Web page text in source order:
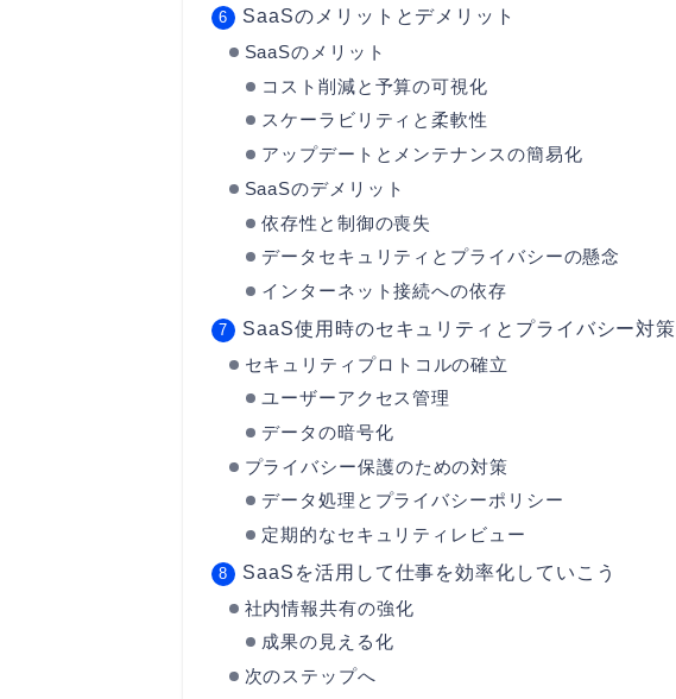
SaaSのメリットとデメリット
SaaSのメリット
コスト削減と予算の可視化
スケーラビリティと柔軟性
アップデートとメンテナンスの簡易化
SaaSのデメリット
依存性と制御の喪失
データセキュリティとプライバシーの懸念
インターネット接続への依存
SaaS使用時のセキュリティとプライバシー対策
セキュリティプロトコルの確立
ユーザーアクセス管理
データの暗号化
プライバシー保護のための対策
データ処理とプライバシーポリシー
定期的なセキュリティレビュー
SaaSを活用して仕事を効率化していこう
社内情報共有の強化
成果の見える化
次のステップへ